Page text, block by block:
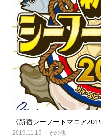
《新宿シーフードマニア
2019.11.15 その他